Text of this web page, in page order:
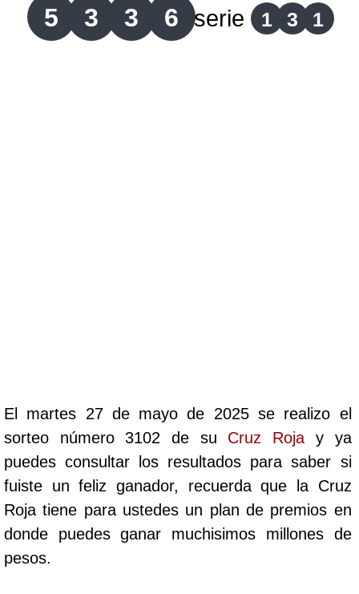
Lotería del Cauca
Cafeterito Noche
Caribeña Día
Caribeña Noche
Chontico Día
5 3 3 6 serie 1 3 1
El martes 27 de mayo de 2025 se realizo el
sorteo número 3102 de su Cruz Roja y ya
puedes consultar los resultados para saber si
fuiste un feliz ganador, recuerda que la Cruz
Roja tiene para ustedes un plan de premios en
donde puedes ganar muchisimos millones de
pesos.